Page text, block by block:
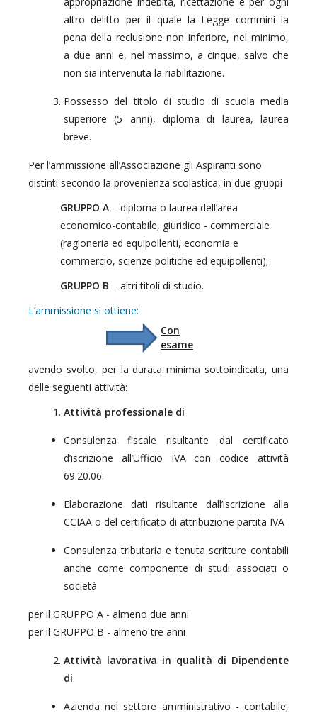
altro delitto per il quale la Legge commini la
pena della reclusione non inferiore, nel minimo,
a due anni e, nel massimo, a cinque, salvo che
non sia intervenuta la riabilitazione.
Possesso del titolo di studio di scuola media
superiore (5 anni), diploma di laurea, laurea
breve.
Per l’ammissione all’Associazione gli Aspiranti sono
distinti secondo la provenienza scolastica, in due gruppi
GRUPPO A – diploma o laurea dell’area
economico-contabile, giuridico - commerciale
(ragioneria ed equipollenti, economia e
commercio, scienze politiche ed equipollenti);
GRUPPO B – altri titoli di studio.
L’ammissione si ottiene:
Con
esame
avendo svolto, per la durata minima sottoindicata, una
delle seguenti attività:
Attività professionale di
Consulenza fiscale risultante dal certificato
d’iscrizione all’Ufficio IVA con codice attività
69.20.06:
Elaborazione dati risultante dall’iscrizione alla
CCIAA o del certificato di attribuzione partita IVA
Consulenza tributaria e tenuta scritture contabili
anche come componente di studi associati o
società
per il GRUPPO A - almeno due anni
per il GRUPPO B - almeno tre anni
Attività lavorativa in qualità di Dipendente
di
Azienda nel settore amministrativo - contabile,